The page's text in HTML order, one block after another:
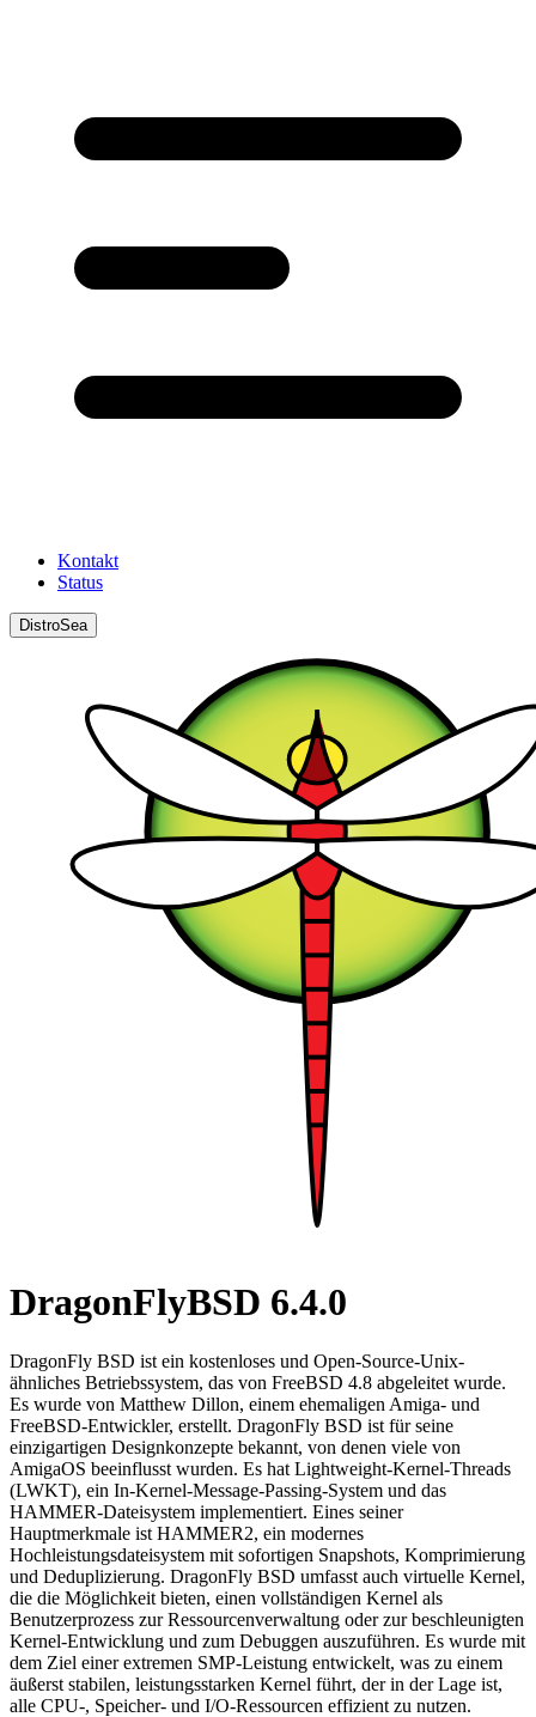
Kontakt
Status
DistroSea
DragonFlyBSD 6.4.0
DragonFly BSD ist ein kostenloses und Open-Source-Unix-
ähnliches Betriebssystem, das von FreeBSD 4.8 abgeleitet wurde.
Es wurde von Matthew Dillon, einem ehemaligen Amiga- und
FreeBSD-Entwickler, erstellt. DragonFly BSD ist für seine
einzigartigen Designkonzepte bekannt, von denen viele von
AmigaOS beeinflusst wurden. Es hat Lightweight-Kernel-Threads
(LWKT), ein In-Kernel-Message-Passing-System und das
HAMMER-Dateisystem implementiert. Eines seiner
Hauptmerkmale ist HAMMER2, ein modernes
Hochleistungsdateisystem mit sofortigen Snapshots, Komprimierung
und Deduplizierung. DragonFly BSD umfasst auch virtuelle Kernel,
die die Möglichkeit bieten, einen vollständigen Kernel als
Benutzerprozess zur Ressourcenverwaltung oder zur beschleunigten
Kernel-Entwicklung und zum Debuggen auszuführen. Es wurde mit
dem Ziel einer extremen SMP-Leistung entwickelt, was zu einem
äußerst stabilen, leistungsstarken Kernel führt, der in der Lage ist,
alle CPU-, Speicher- und I/O-Ressourcen effizient zu nutzen.